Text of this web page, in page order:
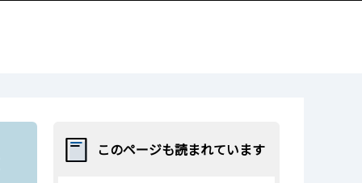
このページも読まれています